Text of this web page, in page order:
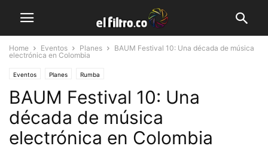
Home Eventos Planes
BAUM Festival 10: Una década de música
electrónica en Colombia
Eventos Planes Rumba
BAUM Festival 10: Una
década de música
electrónica en Colombia